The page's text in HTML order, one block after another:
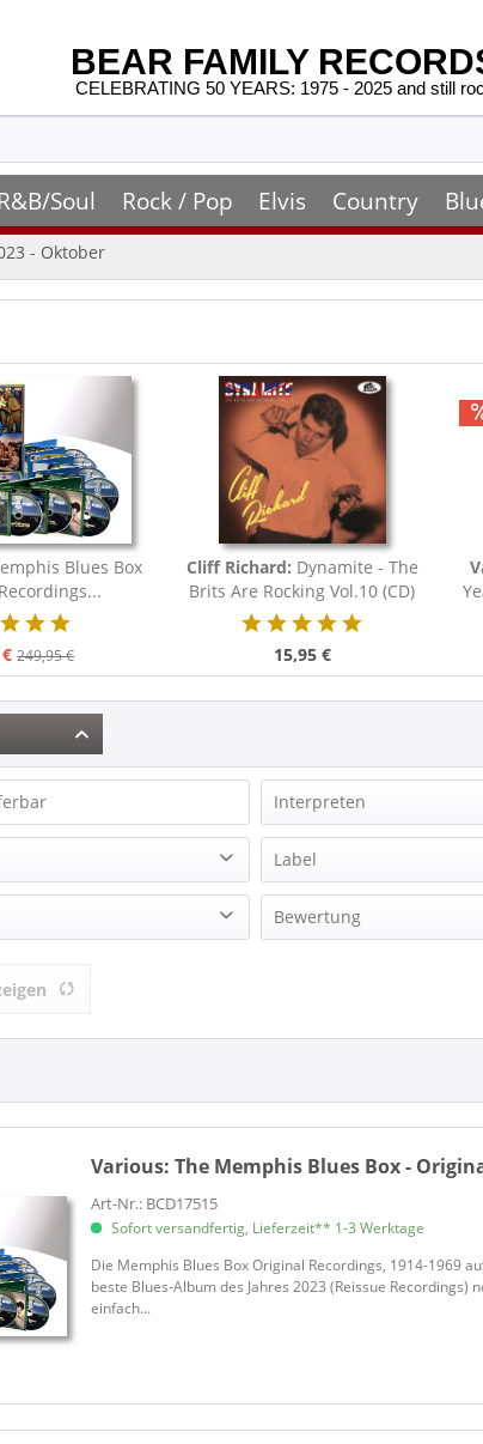
BEAR FAMILY
CELEBRATING 50 YEARS: 1975 - 2025 and still
R&B/Soul Rock / Pop Elvis Country
- Oktober
Blues Box
249,95 €
Cliff Richard: Dynamite - The
Brits Are Rocking Vol.10 (CD)
15,95 €
Interpreten
Richard, Cliff
Various - Memorial
Various Artists
Label
Bear Family Records
Bewertung
& mehr
Various:The Memphis Blues Box -
Art-Nr.: BCD17515
Sofort versandfertig, Lieferzeit** 1-3 Werktage
Die Memphis Blues Box Original Recordings, 1914-1969
beste Blues-Album des Jahres 2023 (Reissue
einfach...